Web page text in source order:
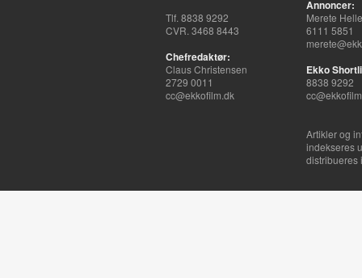
Tlf. 8838 9292
CVR. 3468 8443
Chefredaktør:
Claus Christensen
2729 0011
cc@ekkofilm.dk
Annoncer:
Merete
6111 5851
Ekko
8838 9292
Artikler og
indekseres
distribueres